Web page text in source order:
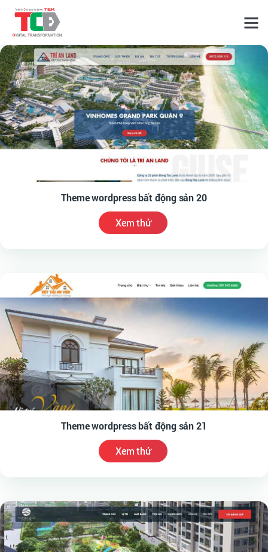
Theme wordpress bất động sản 20
Xem thử
Theme wordpress bất động sản 21
Xem thử